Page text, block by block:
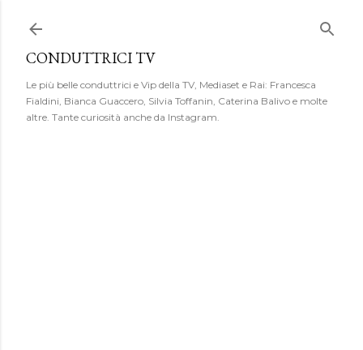
CONDUTTRICI TV
Le più belle conduttrici e Vip della TV, Mediaset e Rai: Francesca
Fialdini, Bianca Guaccero, Silvia Toffanin, Caterina Balivo e molte
altre. Tante curiosità anche da Instagram.